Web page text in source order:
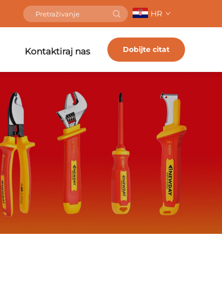
HR
Kontaktiraj nas Dobijte citat